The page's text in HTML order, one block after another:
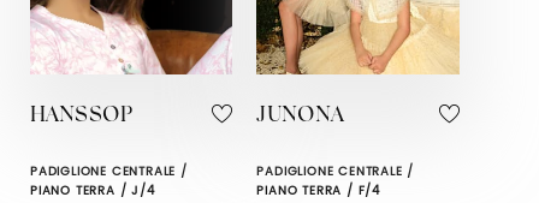
HANSSOP
PADIGLIONE CENTRALE /
PIANO TERRA / J/4
JUNONA
PADIGLIONE CENTRALE /
PIANO TERRA / F/4